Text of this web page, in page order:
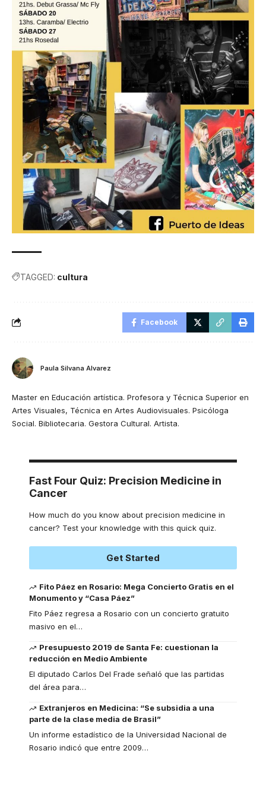
TAGGED: cultura
Facebook
Paula Silvana Alvarez
Master en Educación artística. Profesora y Técnica Superior en
Artes Visuales, Técnica en Artes Audiovisuales. Psicóloga
Social. Bibliotecaria. Gestora Cultural. Artista.
Fast Four Quiz: Precision Medicine in
Cancer
How much do you know about precision medicine in
cancer? Test your knowledge with this quick quiz.
Get Started
Fito Páez en Rosario: Mega Concierto Gratis en el
Monumento y “Casa Páez”
Fito Páez regresa a Rosario con un concierto gratuito
masivo en el…
Presupuesto 2019 de Santa Fe: cuestionan la
reducción en Medio Ambiente
El diputado Carlos Del Frade señaló que las partidas
del área para…
Extranjeros en Medicina: “Se subsidia a una
parte de la clase media de Brasil”
Un informe estadístico de la Universidad Nacional de
Rosario indicó que entre 2009…